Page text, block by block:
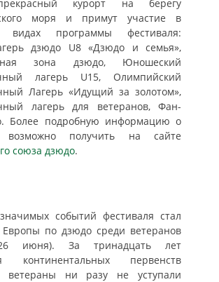
курорт на берегу
моря и примут участие в
видах программы фестиваля:
дзюдо U8 «Дзюдо и семья»,
зона дзюдо, Юношеский
лагерь U15, Oлимпийский
Лагерь «Идущий за золотом»,
лагерь для ветеранов, Фан-
Более подробную информацию о
возможно получить на сайте
союза дзюдо.
событий фестиваля стал
по дзюдо среди ветеранов
июня). За тринадцать лет
континентальных первенств
ветераны ни разу не уступали